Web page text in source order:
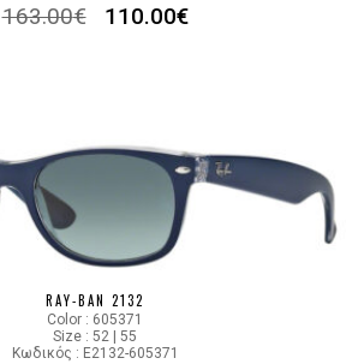
163.00€ 110.00€
RAY-BAN 2132
Color : 605371
Size : 52 | 55
Κωδικός : E2132-605371